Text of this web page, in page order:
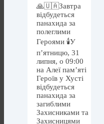
🙏🇺🇦Завтра
відбудеться
панахида за
полеглими
Героями 🕯️У
п’ятницю, 31
липня, о 09:00
на Алеї пам’яті
Героїв у Хусті
відбудеться
панахида за
загиблими
Захисниками та
Захисницями